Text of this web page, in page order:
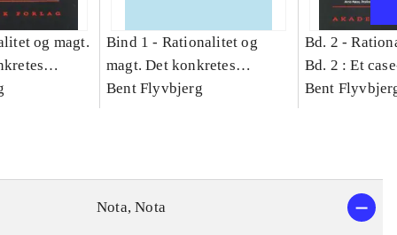
og magt.
Bind 1 - Rationalitet og
magt. Det konkretes
videnskab. Bind 1
Bent Flyvbjerg
Bd. 2 -
Bd. 2 : Et
studie af
Bent
Nota, Nota